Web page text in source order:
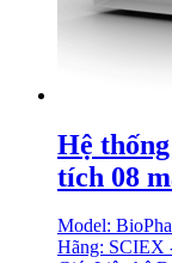
Hệ
tích 08
Model:
Hãng: SCIEX